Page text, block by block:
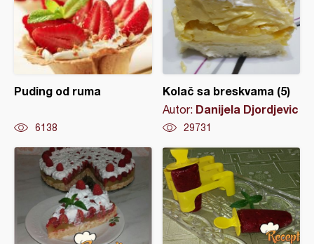
Puding od ruma
6138
Kolač sa breskvama (5)
Autor: Danijela Djordjevic
29731